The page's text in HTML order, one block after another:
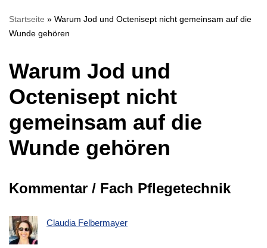
Startseite » Warum Jod und Octenisept nicht gemeinsam auf die
Wunde gehören
Warum Jod und
Octenisept nicht
gemeinsam auf die
Wunde gehören
Kommentar / Fach Pflegetechnik
Claudia Felbermayer